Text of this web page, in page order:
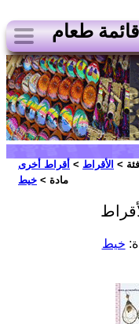
قائمة طعام
فئة > الأقراط >
مادة > خيط
خيط